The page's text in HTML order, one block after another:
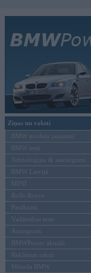
Ziņas un raksti
BMW modeļu jaunumi
BMW testi
Tehnoloģijas & sasniegumi
BMW Latvijā
MINI
Rolls-Royce
Pasākumi
Vadāmības tests
Autosports
BMWPower aktuāli
Reklāmas raksti
Mēneša BMW